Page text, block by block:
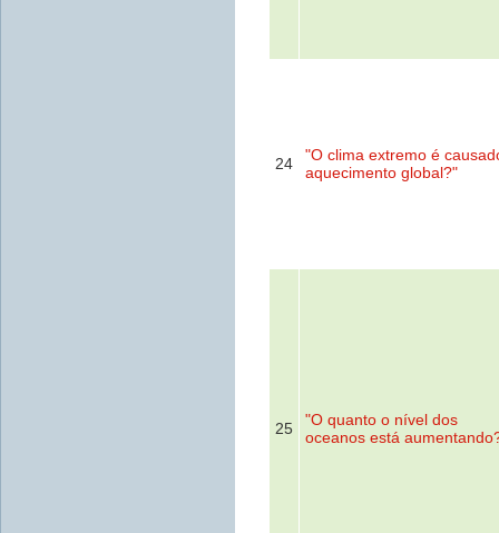
24
"O clima extremo é
aquecimento global?"
25
"O quanto o nível dos
oceanos está